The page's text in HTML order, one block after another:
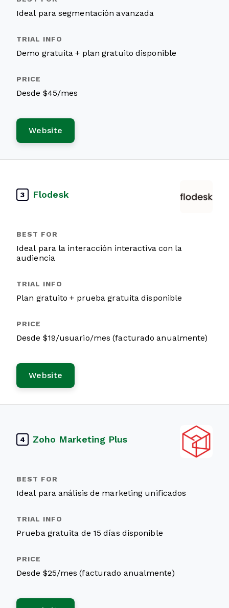
Ideal para segmentación avanzada
Demo gratuita + plan gratuito disponible
Desde $45/mes
Website
3 Flodesk
Ideal para la interacción interactiva con la
audiencia
Plan gratuito + prueba gratuita disponible
Desde $19/usuario/mes (facturado anualmente)
Website
4 Zoho Marketing Plus
Ideal para análisis de marketing unificados
Prueba gratuita de 15 días disponible
Desde $25/mes (facturado anualmente)